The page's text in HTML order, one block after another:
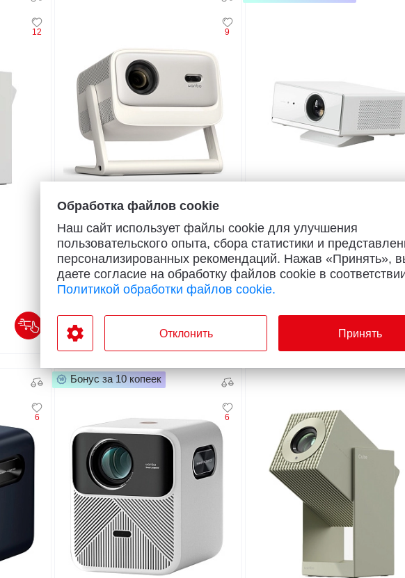
12 9
Нет оценок
Проектор
Wanbo Vali 1 Pro (белый)
от1079 1299руб.
Нет оценок
Проектор
Wanbo Projector X5 Air (белый)
1099руб.
6 6
Бонус за 10 копеек
Обработка файлов cookie
Наш сайт использует файлы cookie для улучшения
пользовательского опыта, сбора статистики и
персонализированных рекомендаций. Нажав «Принять»,
даете согласие на обработку файлов cookie в
Политикой обработки файлов cookie.
Отклонить Принять